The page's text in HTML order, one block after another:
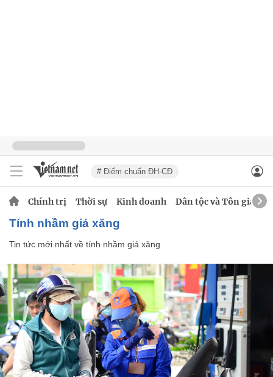
# Điểm chuẩn ĐH-CĐ
Chính trị Thời sự Kinh doanh Dân tộc và Tôn giáo
tính nhầm giá xăng
Tin tức mới nhất về tính nhầm giá xăng